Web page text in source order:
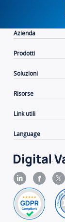
Azienda
Prodotti
Soluzioni
Risorse
Link utili
Language